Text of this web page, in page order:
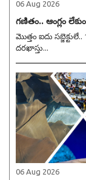
06 Aug 2026
గణితం.. ఆంగ్లం
మొత్తం ఐదు సబ్జెక్టులే.. 14 ఏళ్లు
దరఖాస్తు...
06 Aug 2026